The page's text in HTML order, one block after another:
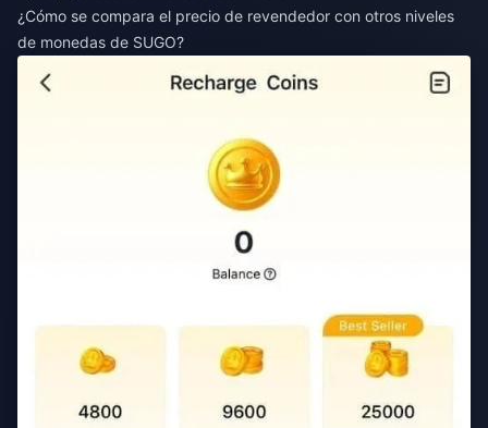
¿Cómo se compara el precio de revendedor con otros niveles
de monedas de SUGO?